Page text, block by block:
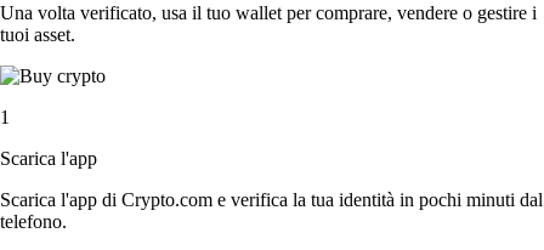
Una volta verificato, usa il tuo wallet per comprare, vendere o gestire i
tuoi asset.
1
Scarica l'app
Scarica l'app di Crypto.com e verifica la tua identità in pochi minuti dal
telefono.